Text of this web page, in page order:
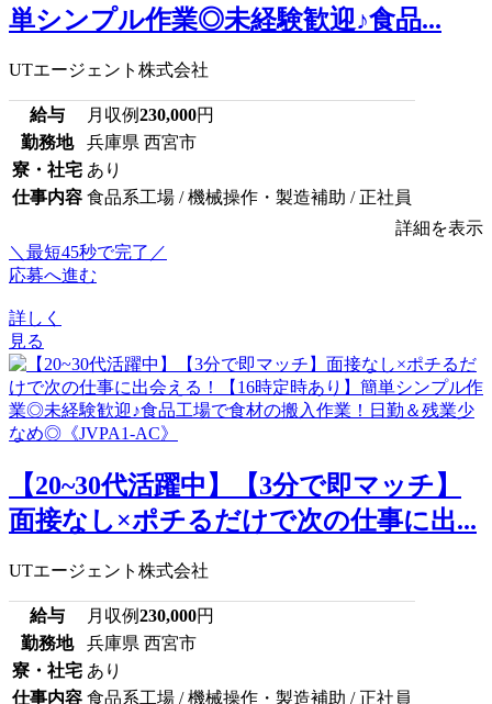
単シンプル作業◎未経験歓迎♪食品...
UTエージェント株式会社
給与 月収例230,000円
勤務地
兵庫県 西宮市
寮・社宅 あり
仕事内容 食品系工場 / 機械操作・製造補助 / 正社員
詳細を表示
＼最短45秒で完了／
応募へ進む
詳しく
見る
【20~30代活躍中】【3分で即マッチ】
面接なし×ポチるだけで次の仕事に出...
UTエージェント株式会社
給与 月収例230,000円
勤務地
兵庫県 西宮市
寮・社宅 あり
仕事内容 食品系工場 / 機械操作・製造補助 / 正社員